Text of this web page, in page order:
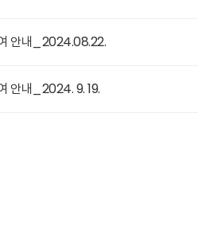
안내_2024.08.22.
안내_2024. 9. 19.